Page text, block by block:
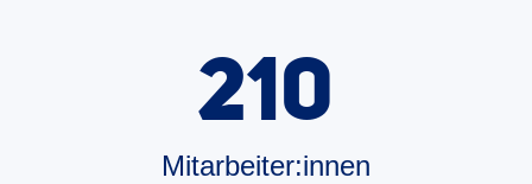
210
Mitarbeiter:innen